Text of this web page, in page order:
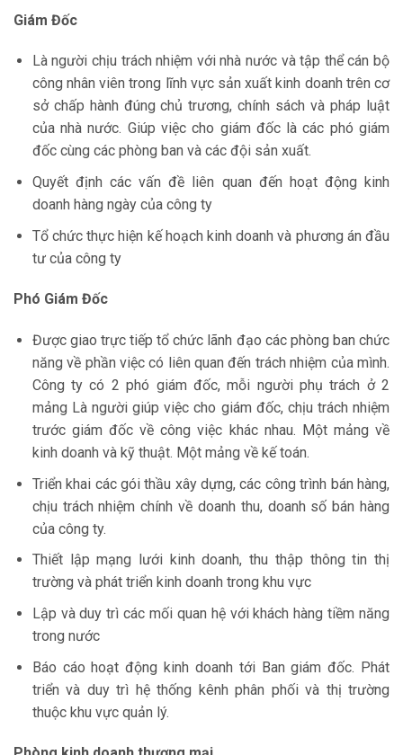
Giám Đốc
Là người chịu trách nhiệm với nhà nước và tập thể cán bộ
công nhân viên trong lĩnh vực sản xuất kinh doanh trên cơ
sở chấp hành đúng chủ trương, chính sách và pháp luật
của nhà nước. Giúp việc cho giám đốc là các phó giám
đốc cùng các phòng ban và các đội sản xuất.
Quyết định các vấn đề liên quan đến hoạt động kinh
doanh hàng ngày của công ty
Tổ chức thực hiện kế hoạch kinh doanh và phương án đầu
tư của công ty
Phó Giám Đốc
Được giao trực tiếp tổ chức lãnh đạo các phòng ban chức
năng về phần việc có liên quan đến trách nhiệm của mình.
Công ty có 2 phó giám đốc, mỗi người phụ trách ở 2
mảng Là người giúp việc cho giám đốc, chịu trách nhiệm
trước giám đốc về công việc khác nhau. Một mảng về
kinh doanh và kỹ thuật. Một mảng về kế toán.
Triển khai các gói thầu xây dựng, các công trình bán hàng,
chịu trách nhiệm chính về doanh thu, doanh số bán hàng
của công ty.
Thiết lập mạng lưới kinh doanh, thu thập thông tin thị
trường và phát triển kinh doanh trong khu vực
Lập và duy trì các mối quan hệ với khách hàng tiềm năng
trong nước
Báo cáo hoạt động kinh doanh tới Ban giám đốc. Phát
triển và duy trì hệ thống kênh phân phối và thị trường
thuộc khu vực quản lý.